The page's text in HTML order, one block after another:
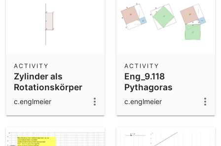
Zylinder als
Rotationskörper
ACTIVITY
c.englmeier
Eng_9.118
Pythagoras
ACTIVITY
c.englmeier